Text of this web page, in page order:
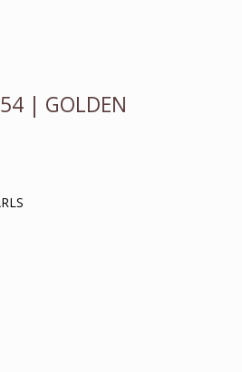
| GOLDEN